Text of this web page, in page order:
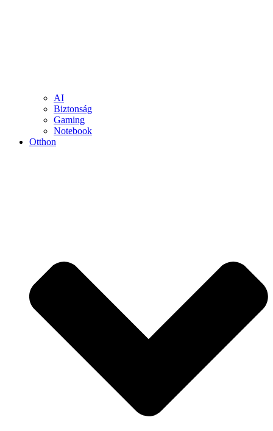
AI
Biztonság
Gaming
Notebook
Otthon